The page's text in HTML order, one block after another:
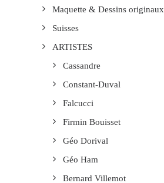
Maquette & Dessins originaux
Suisses
ARTISTES
Cassandre
Constant-Duval
Falcucci
Firmin Bouisset
Géo Dorival
Géo Ham
Bernard Villemot